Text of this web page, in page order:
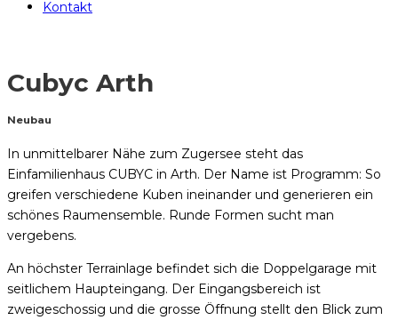
Kontakt
Cubyc Arth
Neubau
In unmittelbarer Nähe zum Zugersee steht das
Einfamilienhaus CUBYC in Arth. Der Name ist Programm: So
greifen verschiedene Kuben ineinander und generieren ein
schönes Raumensemble. Runde Formen sucht man
vergebens.
An höchster Terrainlage befindet sich die Doppelgarage mit
seitlichem Haupteingang. Der Eingangsbereich ist
zweigeschossig und die grosse Öffnung stellt den Blick zum